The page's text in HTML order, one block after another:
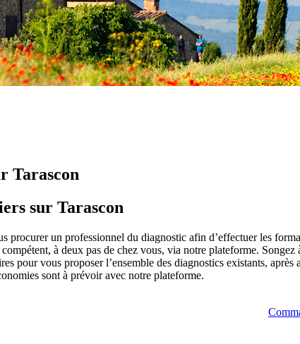
Tarascon
sur Tarascon
un professionnel du diagnostic afin d’effectuer les
compétent, à deux pas de chez vous, via notre plateforme.
pour vous proposer l’ensemble des diagnostics existants,
sont à prévoir avec notre plateforme.